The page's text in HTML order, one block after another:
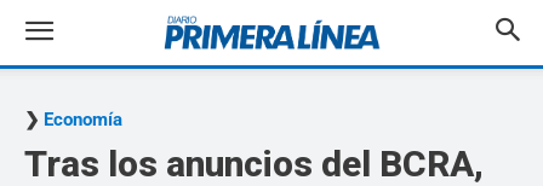
Economía
Tras los anuncios del BCRA,